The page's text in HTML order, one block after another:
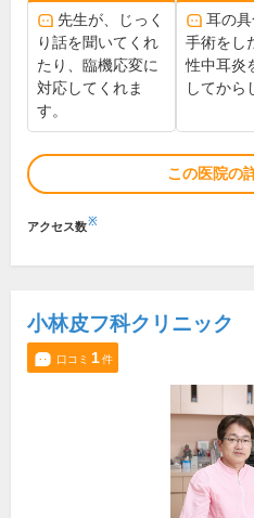
先生が、じっく
り話を聞いてくれ
たり、臨機応変に
対応してくれま
す。
耳の
手術をし
性中耳炎
してから
この医院の
アクセス数※
小林皮フ科クリニック
口コミ 1件